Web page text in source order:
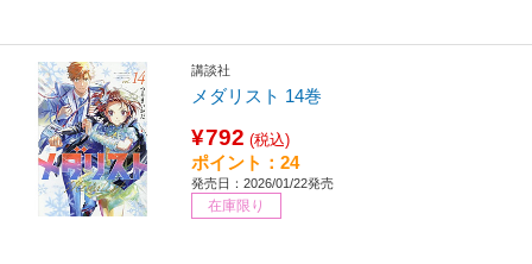
講談社
メダリスト 14巻
¥792 (税込)
ポイント：24
発売日：2026/01/22発売
在庫限り